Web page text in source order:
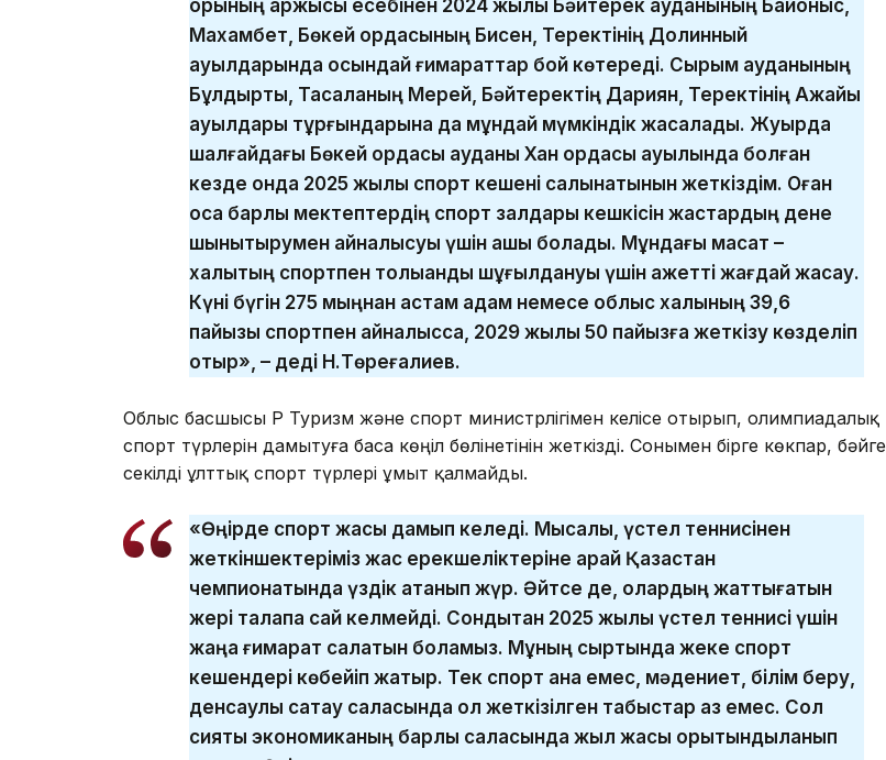
қорының қаржысы есебінен 2024 жылы Бәйтерек ауданының Байқоныс,
Махамбет, Бөкей ордасының Бисен, Теректінің Долинный
ауылдарында осындай ғимараттар бой көтереді. Сырым ауданының
Бұлдырты, Тасқаланың Мерей, Бәйтеректің Дариян, Теректінің Ақжайық
ауылдары тұрғындарына да мұндай мүмкіндік жасалады. Жуырда
шалғайдағы Бөкей ордасы ауданы Хан ордасы ауылында болған
кезде онда 2025 жылы спорт кешені салынатынын жеткіздім. Оған
қоса барлық мектептердің спорт залдары кешкісін жастардың дене
шынықтырумен айналысуы үшін ашық болады. Мұндағы мақсат –
халықтың спортпен толыққанды шұғылдануы үшін қажетті жағдай жасау.
Күні бүгін 275 мыңнан астам адам немесе облыс халқының 39,6
пайызы спортпен айналысса, 2029 жылы 50 пайызға жеткізу көзделіп
отыр», – деді Н.Төреғалиев.
Облыс басшысы ҚР Туризм және спорт министрлігімен келісе отырып, олимпиадалық
спорт түрлерін дамытуға баса көңіл бөлінетінін жеткізді. Сонымен бірге көкпар, бәйге
секілді ұлттық спорт түрлері ұмыт қалмайды.
«Өңірде спорт жақсы дамып келеді. Мысалы, үстел теннисінен
жеткіншектеріміз жас ерекшеліктеріне қарай Қазақстан
чемпионатында үздік атанып жүр. Әйтсе де, олардың жаттығатын
жері талапқа сай келмейді. Сондықтан 2025 жылы үстел теннисі үшін
жаңа ғимарат салатын боламыз. Мұның сыртында жеке спорт
кешендері көбейіп жатыр. Тек спорт қана емес, мәдениет, білім беру,
денсаулық сақтау саласында қол жеткізілген табыстар аз емес. Сол
сияқты экономиканың барлық саласында жыл жақсы қорытындыланып